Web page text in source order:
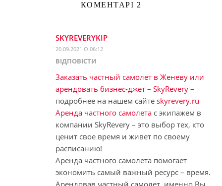
КОМЕНТАРІ 2
SKYREVERYKIP
20.09.2021 О 06:12
ВІДПОВІCТИ
Заказать частный самолет в Женеву или
арендовать бизнес-джет – SkyRevery –
подробнее на нашем сайте skyrevery.ru
Аренда частного самолета с экипажем в
компании SkyRevery – это выбор тех, кто
ценит свое время и живет по своему
расписанию!
Аренда частного самолета помогает
экономить самый важный ресурс – время.